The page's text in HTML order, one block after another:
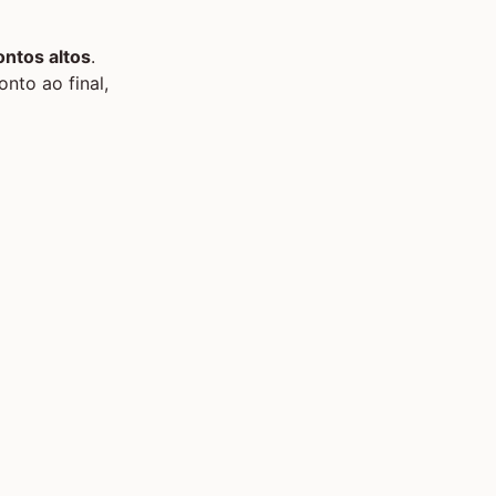
altos.
ao final,